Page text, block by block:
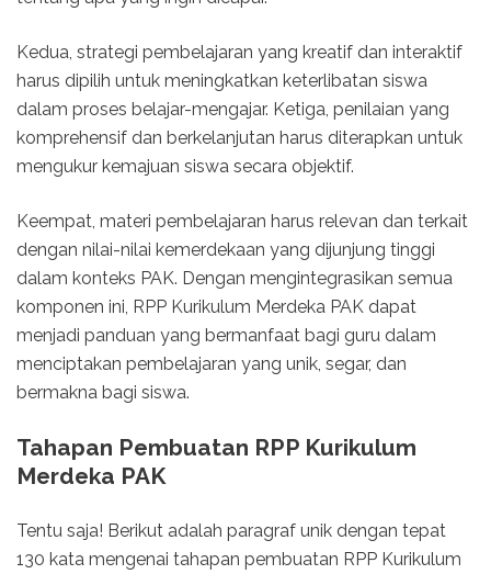
Kedua, strategi pembelajaran yang kreatif dan interaktif
harus dipilih untuk meningkatkan keterlibatan siswa
dalam proses belajar-mengajar. Ketiga, penilaian yang
komprehensif dan berkelanjutan harus diterapkan untuk
mengukur kemajuan siswa secara objektif.
Keempat, materi pembelajaran harus relevan dan terkait
dengan nilai-nilai kemerdekaan yang dijunjung tinggi
dalam konteks PAK. Dengan mengintegrasikan semua
komponen ini, RPP Kurikulum Merdeka PAK dapat
menjadi panduan yang bermanfaat bagi guru dalam
menciptakan pembelajaran yang unik, segar, dan
bermakna bagi siswa.
Tahapan Pembuatan RPP Kurikulum
Merdeka PAK
Tentu saja! Berikut adalah paragraf unik dengan tepat
130 kata mengenai tahapan pembuatan RPP Kurikulum